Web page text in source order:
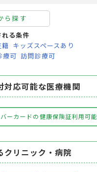
ら探す
る条件
籍 キッズスペースあり
療可 訪問診療可
対応可能な医療機関
ーカードの健康保険証利用可能
クリニック・病院